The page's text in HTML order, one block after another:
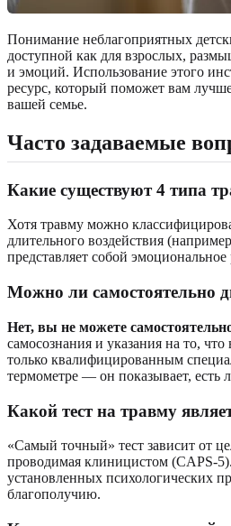
Понимание неблагоприятных
доступной как для взрослых,
и эмоций. Использование этого
ресурс, который поможет вам
вашей семье.
Часто задаваемые
Какие существуют 4 типа
Хотя травму можно
длительного воздействия
представляет собой
Можно ли самостоятельно
Нет, вы не можете
самосознания и указания на то,
только квалифицированным
термометре — он показывает, есть
Какой тест на травму
«Самый точный» тест зависит от
проводимая клиницистом (CAPS-
установленных психологических
благополучию.